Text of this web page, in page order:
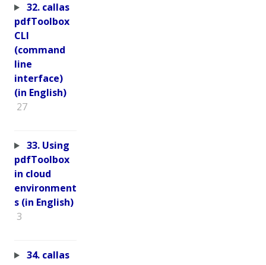
32. callas
pdfToolbox
CLI
(command
line
interface)
(in English)
27
33. Using
pdfToolbox
in cloud
environment
s (in English)
3
34. callas